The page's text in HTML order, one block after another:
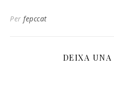
Per fepccat
DEIXA UNA